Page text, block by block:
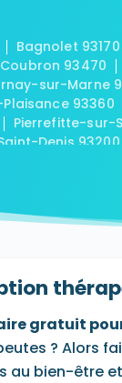
Bagnolet 93170
Coubron 93470
sur-Marne
93360
Pierrefitte-sur-
Denis 93200
gratuit
? Alors
au bien-être